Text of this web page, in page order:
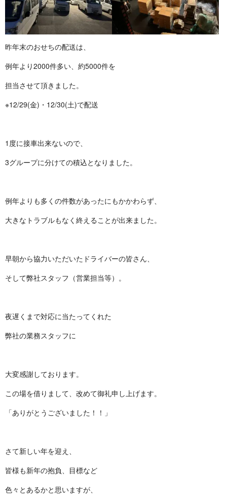
昨年末のおせちの配送は、
例年より2000件多い、約5000件を
担当させて頂きました。
※12/29(金)・12/30(土)で配送
1度に接車出来ないので、
3グループに分けての積込となりました。
例年よりも多くの件数があったにもかかわらず、
大きなトラブルもなく終えることが出来ました。
早朝から協力いただいたドライバーの皆さん、
そして弊社スタッフ（営業担当等）。
夜遅くまで対応に当たってくれた
弊社の業務スタッフに
大変感謝しております。
この場を借りまして、改めて御礼申し上げます。
「ありがとうございました！！」
さて新しい年を迎え、
皆様も新年の抱負、目標など
色々とあるかと思いますが、